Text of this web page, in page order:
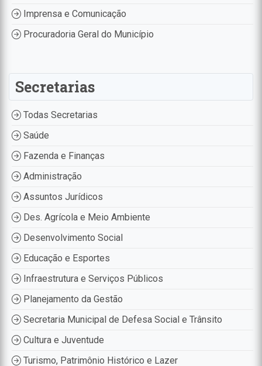
Imprensa e Comunicação
Procuradoria Geral do Município
Secretarias
Todas Secretarias
Saúde
Fazenda e Finanças
Administração
Assuntos Jurídicos
Des. Agrícola e Meio Ambiente
Desenvolvimento Social
Educação e Esportes
Infraestrutura e Serviços Públicos
Planejamento da Gestão
Secretaria Municipal de Defesa Social e Trânsito
Cultura e Juventude
Turismo, Patrimônio Histórico e Lazer